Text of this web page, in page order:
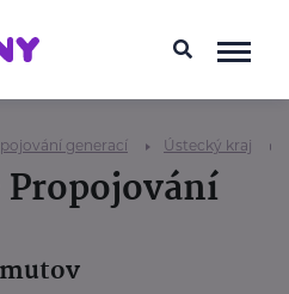
generací Ústecký kraj